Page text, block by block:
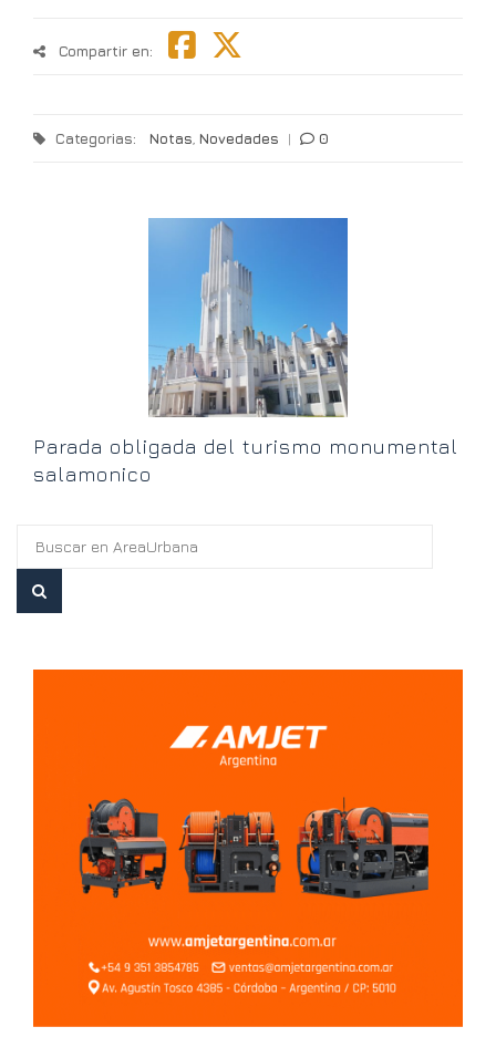
Compartir en:
Categorias: Notas Novedades | 0
Parada obligada del turismo monumental
salamonico